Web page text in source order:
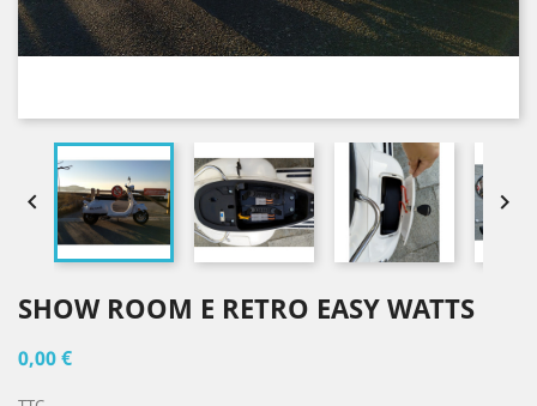
 
SHOW ROOM E RETRO EASY WATTS
0,00 €